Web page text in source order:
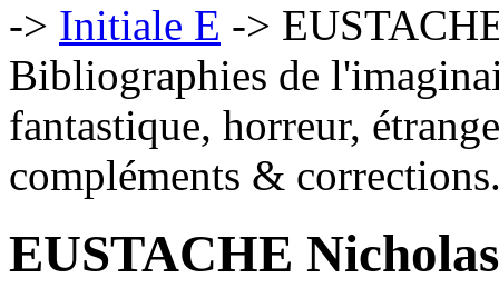
Initiale E
Bibliographies de
fantastique, horreur,
compléments &
EUSTACHE Nicholas